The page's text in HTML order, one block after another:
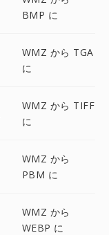
BMP に
WMZ から TGA
に
WMZ から TIFF
に
WMZ から
PBM に
WMZ から
WEBP に